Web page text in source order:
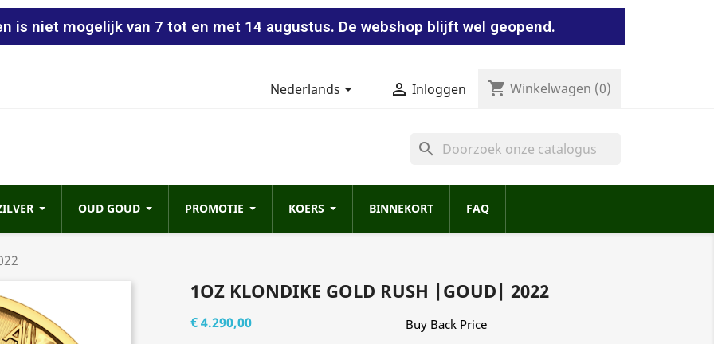
is niet mogelijk van 7 tot en met 14 augustus. De webshop blijft wel geopend.
Nederlands  Inloggen shopping_cart Winkelwagen (0)
search
OUD GOUD PROMOTIE KOERS BINNEKORT FAQ
1OZ KLONDIKE GOLD RUSH |GOUD| 2022
€ 4.290,00
Buy Back Price